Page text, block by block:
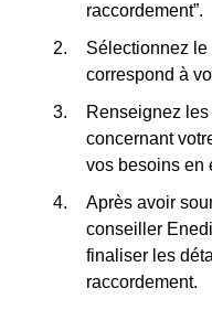
raccordement”.
Sélectionnez
correspond à
Renseignez
concernant
vos besoins en
Après avoir
conseiller
finaliser les
raccordement.